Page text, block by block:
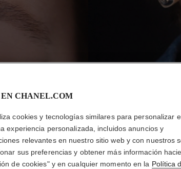
CHANEL.COM
cookies y tecnologías similares para personalizar
experiencia personalizada, incluidos anuncios y
relevantes en nuestro sitio web y con nuestros
sus preferencias y obtener más información
de cookies" y en cualquier momento en la Política